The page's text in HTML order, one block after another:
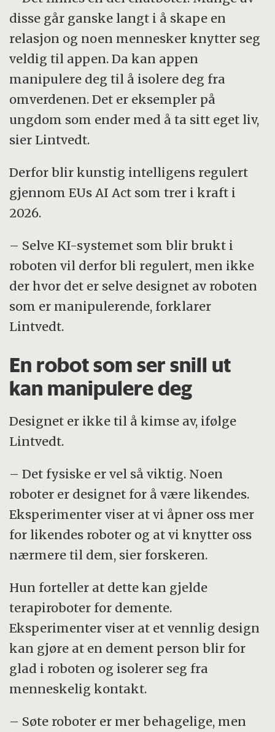
disse går ganske langt i å skape en
relasjon og noen mennesker knytter seg
veldig til appen. Da kan appen
manipulere deg til å isolere deg fra
omverdenen. Det er eksempler på
ungdom som ender med å ta sitt eget liv,
sier Lintvedt.
Derfor blir kunstig intelligens regulert
gjennom EUs AI Act som trer i kraft i
2026.
– Selve KI-systemet som blir brukt i
roboten vil derfor bli regulert, men ikke
der hvor det er selve designet av roboten
som er manipulerende, forklarer
Lintvedt.
En robot som ser snill ut
kan manipulere deg
Designet er ikke til å kimse av, ifølge
Lintvedt.
– Det fysiske er vel så viktig. Noen
roboter er designet for å være likendes.
Eksperimenter viser at vi åpner oss mer
for likendes roboter og at vi knytter oss
nærmere til dem, sier forskeren.
Hun forteller at dette kan gjelde
terapiroboter for demente.
Eksperimenter viser at et vennlig design
kan gjøre at en dement person blir for
glad i roboten og isolerer seg fra
menneskelig kontakt.
– Søte roboter er mer behagelige, men